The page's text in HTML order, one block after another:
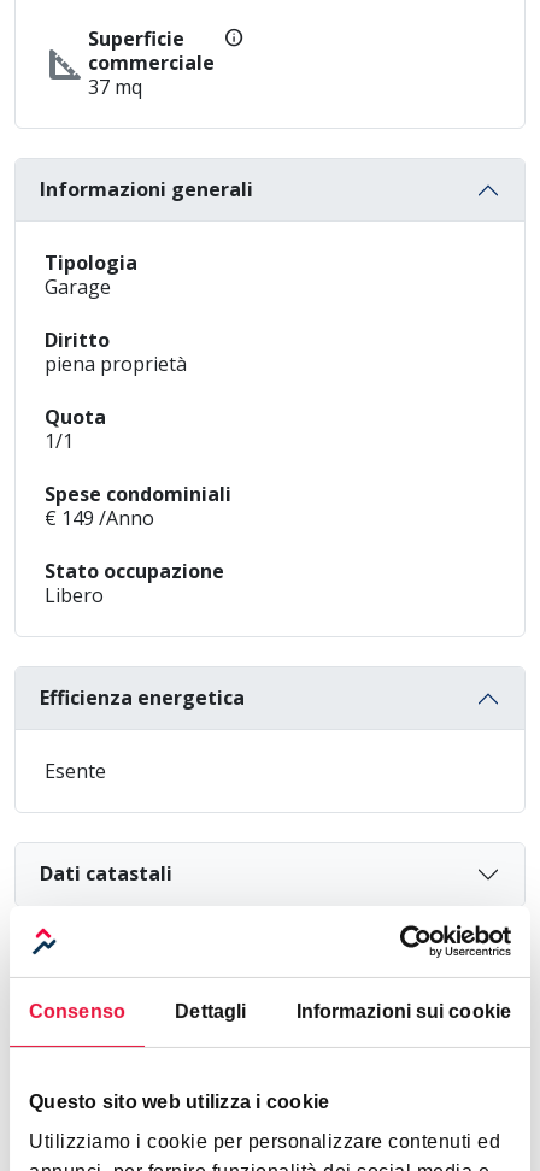
Consenso Dettagli Informazioni sui cookie
Questo sito web utilizza i cookie
Utilizziamo i cookie per personalizzare contenuti ed
square_foot Superficie
commerciale
37 mq
info
Informazioni generali
Tipologia
Garage
Diritto
piena proprietà
Quota
1/1
Spese condominiali
€ 149 /Anno
Stato occupazione
Libero
Efficienza energetica
Esente
Dati catastali
Raccolta offerte
Loading...